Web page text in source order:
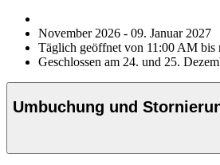
November 2026 - 09. Januar 2027
Täglich geöffnet von 11:00 AM bis
Geschlossen am 24. und 25.
Umbuchung und